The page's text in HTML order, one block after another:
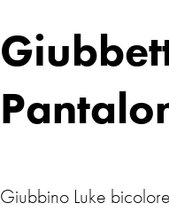
Giubbino Luke